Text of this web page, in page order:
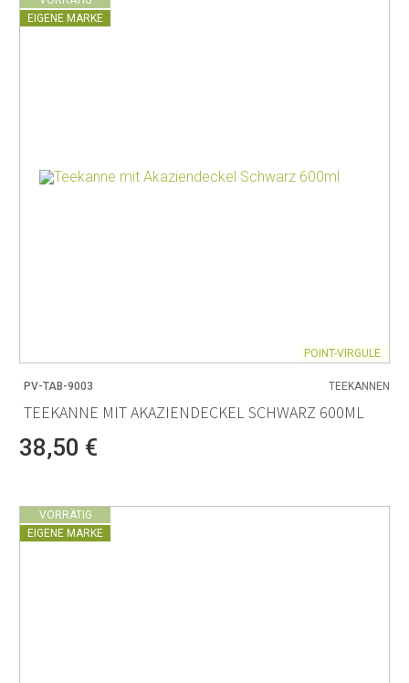
EIGENE MARKE
POINT-VIRGULE
PV-TAB-9003 TEEKANNEN
TEEKANNE MIT AKAZIENDECKEL SCHWARZ 600ML
38,50 €
VORRÄTIG
EIGENE MARKE